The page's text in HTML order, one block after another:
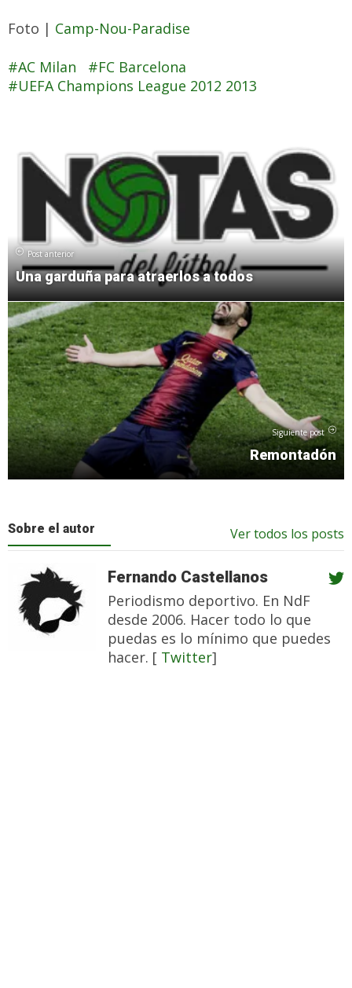
Foto | Camp-Nou-Paradise
AC Milan
FC Barcelona
UEFA Champions League 2012 2013
Post anterior
Una garduña para atraerlos a todos
Siguiente post
Remontadón
Sobre el autor Ver todos los posts
Fernando Castellanos
Periodismo deportivo. En NdF
desde 2006. Hacer todo lo que
puedas es lo mínimo que puedes
hacer. [ Twitter]